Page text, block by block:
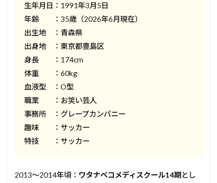
生年月日：1991年3月5日
年齢 ：35歳（2026年6月現在）
出生地 ：青森県
出身地 ：東京都豊島区
身長 ：174cm
体重 ：60kg
血液型 ：O型
職業 ：お笑い芸人
事務所 ：グレープカンパニー
趣味 ：サッカー
特技 ：サッカー
2013〜2014年頃： ワタナベコメディスクール14期とし